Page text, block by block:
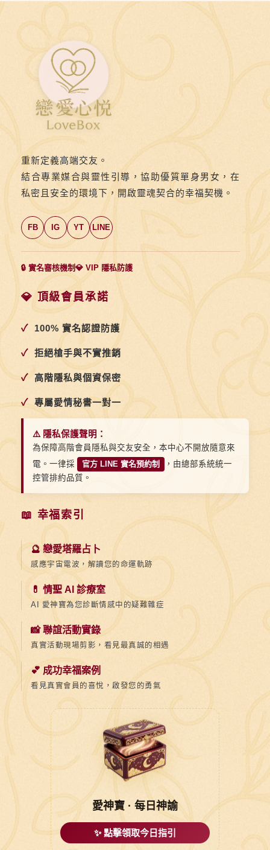
帶》
則：
酒
微
酌，
甜
更
打
她
的
門
重新定義高端交友。
結合專業媒合與靈性引導，協助優質單身男女，在
私密且安全的環境下，開啟靈魂契合的幸福契機。
FB IG YT LINE
🔒 實名審核機制💎 VIP 隱私防護
💎 頂級會員承諾
✓ 100% 實名認證防護
✓ 拒絕槍手與不實推銷
✓ 高階隱私與個資保密
✓ 專屬愛情秘書一對一
⚠️ 隱私保護聲明：
為保障高階會員隱私與交友安全，本中心不開放隨意來
電。一律採
官方 LINE 實名預約制
，由總部系統統一
控管排約品質。
📖 幸福索引
🔮 戀愛塔羅占卜
感應宇宙電波，解讀您的命運軌跡
💊 情聖 AI 診療室
AI 愛神寶為您診斷情感中的疑難雜症
📸 聯誼活動實錄
真實活動現場剪影，看見最真誠的相遇
💕 成功幸福案例
看見真實會員的喜悅，啟發您的勇氣
愛神寶 · 每日神諭
✨ 點擊領取今日指引